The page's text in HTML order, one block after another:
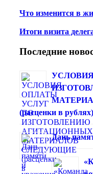
Что изменится в
Итоги визита
Последние
(расценки в
Дань